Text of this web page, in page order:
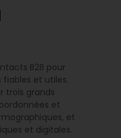
B2B pour
et utiles.
trois grands
et
et
et digitales.